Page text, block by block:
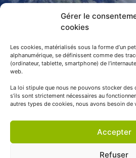
Gérer le
cookies
Les cookies, matérialisés sous la forme d’un
alphanumérique, se définissent comme des
(ordinateur, tablette, smartphone) de
web.
La loi stipule que nous ne pouvons stocker
s’ils sont strictement nécessaires au
autres types de cookies, nous avons besoin de
Accepter
Refuser
Parc national des Pyrénées